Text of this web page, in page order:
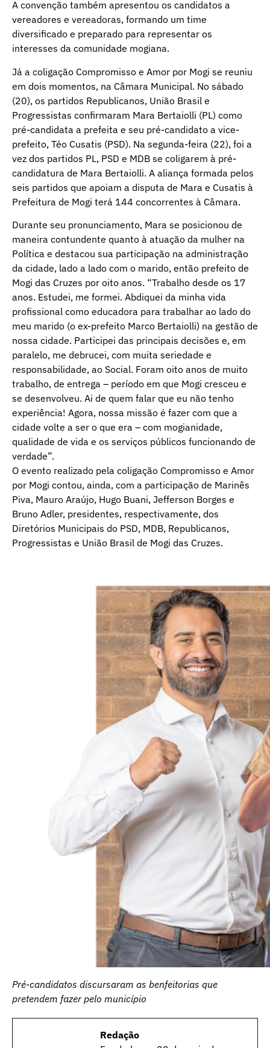
A convenção também apresentou os candidatos a
vereadores e vereadoras, formando um time
diversificado e preparado para representar os
interesses da comunidade mogiana.
Já a coligação Compromisso e Amor por Mogi se reuniu
em dois momentos, na Câmara Municipal. No sábado
(20), os partidos Republicanos, União Brasil e
Progressistas confirmaram Mara Bertaiolli (PL) como
pré-candidata a prefeita e seu pré-candidato a vice-
prefeito, Téo Cusatis (PSD). Na segunda-feira (22), foi a
vez dos partidos PL, PSD e MDB se coligarem à pré-
candidatura de Mara Bertaiolli. A aliança formada pelos
seis partidos que apoiam a disputa de Mara e Cusatis à
Prefeitura de Mogi terá 144 concorrentes à Câmara.
Durante seu pronunciamento, Mara se posicionou de
maneira contundente quanto à atuação da mulher na
Política e destacou sua participação na administração
da cidade, lado a lado com o marido, então prefeito de
Mogi das Cruzes por oito anos. “Trabalho desde os 17
anos. Estudei, me formei. Abdiquei da minha vida
profissional como educadora para trabalhar ao lado do
meu marido (o ex-prefeito Marco Bertaiolli) na gestão de
nossa cidade. Participei das principais decisões e, em
paralelo, me debrucei, com muita seriedade e
responsabilidade, ao Social. Foram oito anos de muito
trabalho, de entrega – período em que Mogi cresceu e
se desenvolveu. Ai de quem falar que eu não tenho
experiência! Agora, nossa missão é fazer com que a
cidade volte a ser o que era – com mogianidade,
qualidade de vida e os serviços públicos funcionando de
verdade”.
O evento realizado pela coligação Compromisso e Amor
por Mogi contou, ainda, com a participação de Marinês
Piva, Mauro Araújo, Hugo Buani, Jefferson Borges e
Bruno Adler, presidentes, respectivamente, dos
Diretórios Municipais do PSD, MDB, Republicanos,
Progressistas e União Brasil de Mogi das Cruzes.
Pré-candidatos discursaram as benfeitorias que
pretendem fazer pelo município
Redação